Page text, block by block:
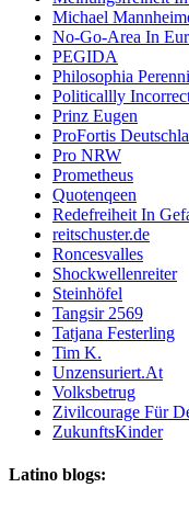
Michael
No-Go-Area In
PEGIDA
Philosophia
Politicallly
Prinz Eugen
ProFortis
Pro NRW
Prometheus
Quotenqeen
Redefreiheit In
reitschuster.de
Roncesvalles
Shockwellenreiter
Steinhöfel
Tangsir 2569
Tatjana Festerling
Tim K.
Unzensuriert.At
Volksbetrug
Zivilcourage Für
ZukunftsKinder
Latino blogs: